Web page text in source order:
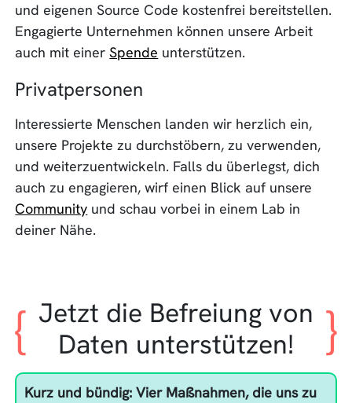
und eigenen Source Code kostenfrei bereitstellen.
Engagierte Unternehmen können unsere Arbeit
auch mit einerSpende unterstützen.
Privatpersonen
Interessierte Menschen landen wir herzlich ein,
unsere Projekte zu durchstöbern, zu verwenden,
und weiterzuentwickeln. Falls du überlegst, dich
auch zu engagieren, wirf einen Blick auf unsere
Community und schau vorbei in einem Lab in
deiner Nähe.
Jetzt die Befreiung von
Daten unterstützen!
Kurz und bündig: Vier Maßnahmen, die uns zu